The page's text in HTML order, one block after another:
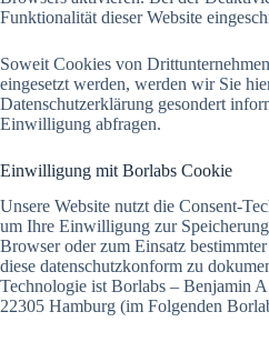
Funktionalität dieser Website
Soweit Cookies von
eingesetzt werden, werden wir Sie
Datenschutzerklärung gesondert
Einwilligung abfragen.
Einwilligung mit Borlabs Cookie
Unsere Website nutzt die Consent-
um Ihre Einwilligung zur
Browser oder zum Einsatz
diese datenschutzkonform zu
Technologie ist Borlabs – Benjamin
22305 Hamburg (im Folgenden